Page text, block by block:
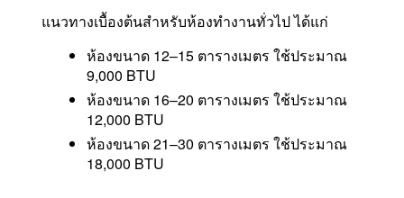
แนวทางเบื้องต้นสำหรับห้องทำงานทั่วไป ได้แก่
ห้องขนาด 12–15 ตารางเมตร ใช้ประมาณ
9,000 BTU
ห้องขนาด 16–20 ตารางเมตร ใช้ประมาณ
12,000 BTU
ห้องขนาด 21–30 ตารางเมตร ใช้ประมาณ
18,000 BTU